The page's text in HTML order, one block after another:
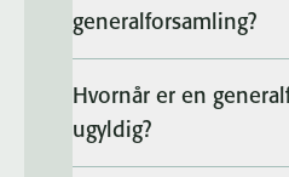
generalforsamling?
Hvornår er en
ugyldig?